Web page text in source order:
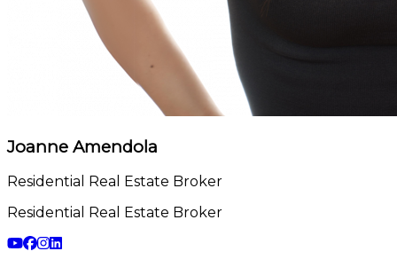
Joanne Amendola
Residential Real Estate Broker
Residential Real Estate Broker